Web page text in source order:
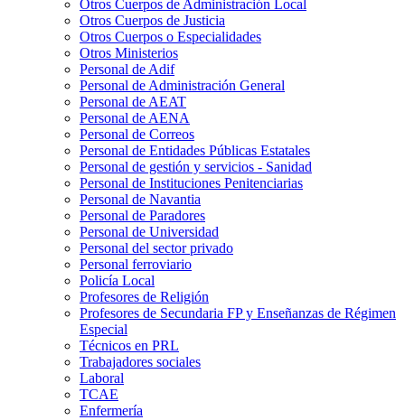
Otros Cuerpos de Administración Local
Otros Cuerpos de Justicia
Otros Cuerpos o Especialidades
Otros Ministerios
Personal de Adif
Personal de Administración General
Personal de AEAT
Personal de AENA
Personal de Correos
Personal de Entidades Públicas Estatales
Personal de gestión y servicios - Sanidad
Personal de Instituciones Penitenciarias
Personal de Navantia
Personal de Paradores
Personal de Universidad
Personal del sector privado
Personal ferroviario
Policía Local
Profesores de Religión
Profesores de Secundaria FP y Enseñanzas de Régimen
Especial
Técnicos en PRL
Trabajadores sociales
Laboral
TCAE
Enfermería